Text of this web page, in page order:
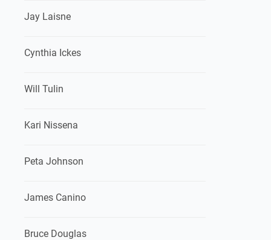
Jay Laisne
Cynthia Ickes
Will Tulin
Kari Nissena
Peta Johnson
James Canino
Bruce Douglas